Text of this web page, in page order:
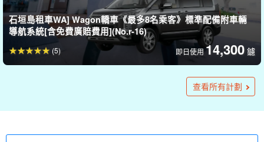
石垣島租車WA] Wagon轎車《最多8名乘客》標準配備附車輛
導航系統[含免費廣賠費用](No.r-16)
即日使用14,300 鑢
(5)
石垣島租車] 開放式轎車◆Mini Cooper Convertible《最多4人
22,000 鑢
石垣島, 租車] 小型車◆日產Cube [AT/最多5人座]☆[提供海上運
7,000 鑢
在石垣島碼頭提供接送服務！Daihatsu Tanto (Mini Car) 《最
6,000 鑢
石垣島租車WA]Wagon等級車《最多可搭乘8人》汽車導航系統
標準配備[含免費廣賠費用、無需歸還滿箱汽油](No.r-17)
20,050 鑢
石垣島租車] 開放式轎車◆大眾甲蟲《最多4人》免費接送(No.r-
22,000 鑢
本車已購買全額保險，讓您在緊急情況下不必擔心！迷你車 A
15,000 鑢
石垣島租車] 開放式轎車◆Mini Cooper Convertible《最多4人
22,000 鑢
石垣島, 租車] 開放式轎車 ◆白色 BMW Cabriolet《最多4人》
25,300 鑢
石垣島租車] 開篷車◆BMW 335i Cabriolet《AT/最多可搭乘4
9,000
石垣島租車] 開放式轎車◆平治SLK《AT/最多2人》免費接送♪
8,000
不再提供租車服務（No.r-29）。
→ 方向標記或指示器 7,500 鑢
停止受理 [石垣島租車] 小型轎車◆PEUGEOT 207CC《AT/最多
6,000
石垣島租車] 開放式轎車 ◆紅色 BMW Cabriolet 《最多可搭乘
25,300 鑢
石垣島租車] 開放式轎車 ◆LEXUS SC430《AT/最多4名乘客》
8,000
停靠站點: [石垣島, 租車] 開放式轎車◆PEUGEOT 308CC
Blue《AT/最多可搭乘4人》免費接送♪可搭乘(No.r-33)
7,500
在石垣島碼頭提供接送服務！旅行車 ◆豐田BELLFIRE《最多8
14,000 鑢
石垣島碼頭接送服務！旅行車等級轎車◆日產Lafesta《最多可
10,000 鑢
石垣島, 租車] 開放式轎車◆平治E250 Cabriolet White《最多4
27,500 鑢
石垣島租車] 開放式轎車 ◆VOLKSWAGEN GOLF
22,000 鑢
查看所有計劃